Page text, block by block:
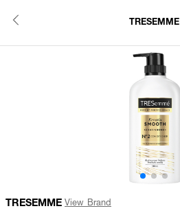
TRESEMME
TRESEMME View Brand